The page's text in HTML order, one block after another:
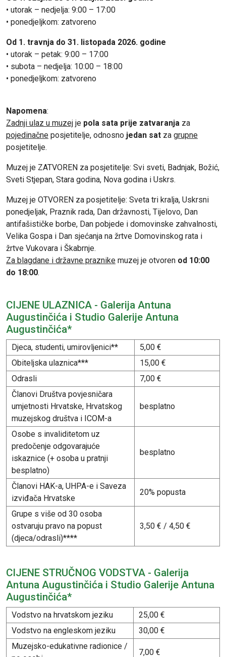
• utorak – nedjelja: 9:00 – 17:00
• ponedjeljkom: zatvoreno
Od 1. travnja do 31. listopada 2026. godine
• utorak – petak: 9:00 – 17:00
• subota – nedjelja: 10:00 – 18:00
• ponedjeljkom: zatvoreno
Napomena:
Zadnji ulaz u muzej je pola sata prije zatvaranja za
pojedinačne posjetitelje, odnosno jedan sat za grupne
posjetitelje.
Muzej je ZATVOREN za posjetitelje: Svi sveti, Badnjak, Božić,
Sveti Stjepan, Stara godina, Nova godina i Uskrs.
Muzej je OTVOREN za posjetitelje: Sveta tri kralja, Uskrsni
ponedjeljak, Praznik rada, Dan državnosti, Tijelovo, Dan
antifašističke borbe, Dan pobjede i domovinske zahvalnosti,
Velika Gospa i Dan sjećanja na žrtve Domovinskog rata i
žrtve Vukovara i Škabrnje.
Za blagdane i državne praznike muzej je otvoren od 10:00
do 18:00.
CIJENE ULAZNICA - Galerija Antuna
Augustinčića i Studio Galerije Antuna
Augustinčića*
Djeca, studenti, umirovljenici**
5,00 €
Obiteljska ulaznica***
15,00 €
Odrasli
7,00 €
Članovi Društva povjesničara
umjetnosti Hrvatske, Hrvatskog
muzejskog društva i ICOM-a
besplatno
Osobe s invaliditetom uz
predočenje odgovarajuće
iskaznice (+ osoba u pratnji
besplatno)
besplatno
Članovi HAK-a, UHPA-e i Saveza
izviđača Hrvatske
20% popusta
Grupe s više od 30 osoba
ostvaruju pravo na popust
(djeca/odrasli)****
3,50 € / 4,50 €
CIJENE STRUČNOG VODSTVA - Galerija
Antuna Augustinčića i Studio Galerije Antuna
Augustinčića*
Vodstvo na hrvatskom jeziku
25,00 €
Vodstvo na engleskom jeziku
30,00 €
Muzejsko-edukativne radionice /
7,00 €